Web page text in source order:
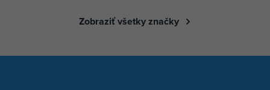
Zobraziť všetky značky